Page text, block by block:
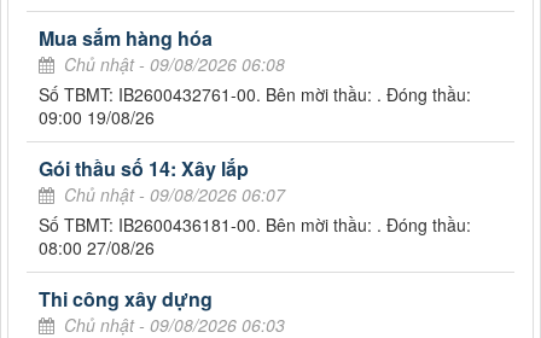
Mua sắm hàng hóa
Chủ nhật - 09/08/2026 06:08
Số TBMT: IB2600432761-00. Bên mời thầu: . Đóng thầu:
09:00 19/08/26
Gói thầu số 14: Xây lắp
Chủ nhật - 09/08/2026 06:07
Số TBMT: IB2600436181-00. Bên mời thầu: . Đóng thầu:
08:00 27/08/26
Thi công xây dựng
Chủ nhật - 09/08/2026 06:03